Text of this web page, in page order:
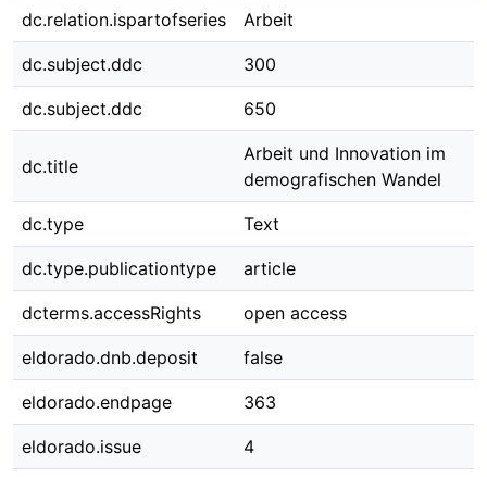
dc.relation.ispartofseries Arbeit
dc.subject.ddc 300
dc.subject.ddc 650
dc.title
Arbeit und Innovation im
demografischen Wandel
dc.type Text
dc.type.publicationtype article
dcterms.accessRights open access
eldorado.dnb.deposit false
eldorado.endpage 363
eldorado.issue 4